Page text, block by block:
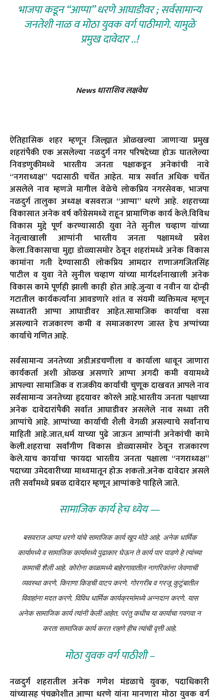
भाजपा कडून “आप्पा” धरणे आघाडीवर ; सर्वसामान्य
जनतेशी नाळ व मोठा युवक वर्ग पाठीमागे. यामुळे
प्रमुख दावेदार ..!
News धाराशिव लक्षवेध
ऐतिहासिक शहर म्हणून जिल्ह्यात ओळखल्या जाणाऱ्या प्रमुख
शहरांपैकी एक असलेल्या नळदुर्ग नगर परिषदेच्या होऊ घातलेल्या
निवडणुकीमध्ये भारतीय जनता पक्षाकडून अनेकांची नावे
“नगराध्यक्ष” पदासाठी चर्चेत आहेत. मात्र सर्वात अधिक चर्चेत
असलेले नाव म्हणजे मागील वेळेचे लोकप्रिय नगरसेवक, भाजपा
नळदुर्ग तालुका अध्यक्ष बसवराज “आप्पा” धरणे आहे. शहराच्या
विकासात अनेक वर्ष काँग्रेसमध्ये राहून प्रामाणिक कार्य केले.विविध
विकास मुद्दे पूर्ण करण्यासाठी युवा नेते सुनील चव्हाण यांच्या
नेतृत्वाखाली आप्पांनी भारतीय जनता पक्षामध्ये प्रवेश
केला.विकासाचा मुद्दा डोळ्यासमोर ठेवून शहरांमध्ये अनेक विकास
कामांना गती देण्यासाठी लोकप्रिय आमदार राणाजगजितसिंह
पाटील व युवा नेते सुनील चव्हाण यांच्या मार्गदर्शनाखाली अनेक
विकास कामे पूर्णही झाली काही होत आहे.जुन्या व नवीन या दोन्ही
गटातील कार्यकर्त्यांना आवडणारे शांत व संयमी व्यक्तिमत्व म्हणून
सध्यातरी आप्पा आघाडीवर आहेत.सामाजिक कार्याचा वसा
असल्याने राजकारण कमी व समाजकारण जास्त हेच अप्पांच्या
कार्याचे गणित आहे.
सर्वसामान्य जनतेच्या अडीअडचणीला व कार्याला धावून जाणारा
कार्यकर्ता अशी ओळख असणारे आप्पा अगदी कमी वयामध्ये
आपल्या सामाजिक व राजकीय कार्याची चुणूक दाखवत आपले नाव
सर्वसामान्य जनतेच्या हृदयावर कोरले आहे.भारतीय जनता पक्षाच्या
अनेक दावेदारांपैकी सर्वात आघाडीवर असलेले नाव सध्या तरी
आप्पांचे आहे. आप्पांच्या कार्याची शैली वेगळी असल्याचे सर्वांनाच
माहिती आहे.जात,धर्म याच्या पुढे जाऊन आप्पांनी अनेकांची कामे
केली.शहराचा सर्वांगीण विकास डोळ्यासमोर ठेवून राजकारण
केले.याच कार्याचा फायदा भारतीय जनता पक्षाला “नगराध्यक्ष”
पदाच्या उमेदवारीच्या माध्यमातून होऊ शकतो.अनेक दावेदार असले
तरी सर्वांमध्ये प्रबळ दावेदार म्हणून आप्पांकडे पाहिले जाते.
सामाजिक कार्य हेच ध्येय —
बसवराज आप्पा धरणे यांचे सामाजिक कार्य खूप मोठे आहे. अनेक धार्मिक
कार्यामध्ये व सामाजिक कार्यामध्ये पुढाकार घेऊन ते कार्य पार पाडणे हे त्यांच्या
कामाची शैली आहे. कोरोना काळामध्ये बाहेरगावातील नागरिकांना जेवणाची
व्यवस्था करणे. किराणा किडची वाटप करणे. गोरगरीब व गरजू कुटुंबातील
विवाहांना मदत करणे. विविध धार्मिक कार्यक्रमांमध्ये अन्नदान करणे. यास
अनेक सामाजिक कार्य त्यांनी केली आहेत. परंतु कधीच या कार्याचा गवगवा न
करता सामाजिक कार्य करत राहणे हीच त्यांची वृत्ती आहे.
मोठा युवक वर्ग पाठीशी –
नळदुर्ग शहरातील अनेक गणेश मंडळाचे युवक, पदाधिकारी
यांच्यासह पंचक्रोशीत आप्पा धरणे यांना मानणारा मोठा युवक वर्ग